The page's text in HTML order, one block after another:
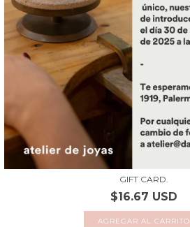
GIFT CARD.
$16.67 USD
AGREGAR AL CARRITO